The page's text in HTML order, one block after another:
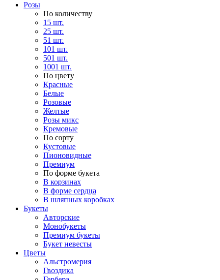
Розы
По количеству
15 шт.
25 шт.
51 шт.
101 шт.
501 шт.
1001 шт.
По цвету
Красные
Белые
Розовые
Желтые
Розы микс
Кремовые
По сорту
Кустовые
Пионовидные
Премиум
По форме букета
В корзинах
В форме сердца
В шляпных коробках
Букеты
Авторские
Монобукеты
Премиум букеты
Букет невесты
Цветы
Альстромерия
Гвоздика